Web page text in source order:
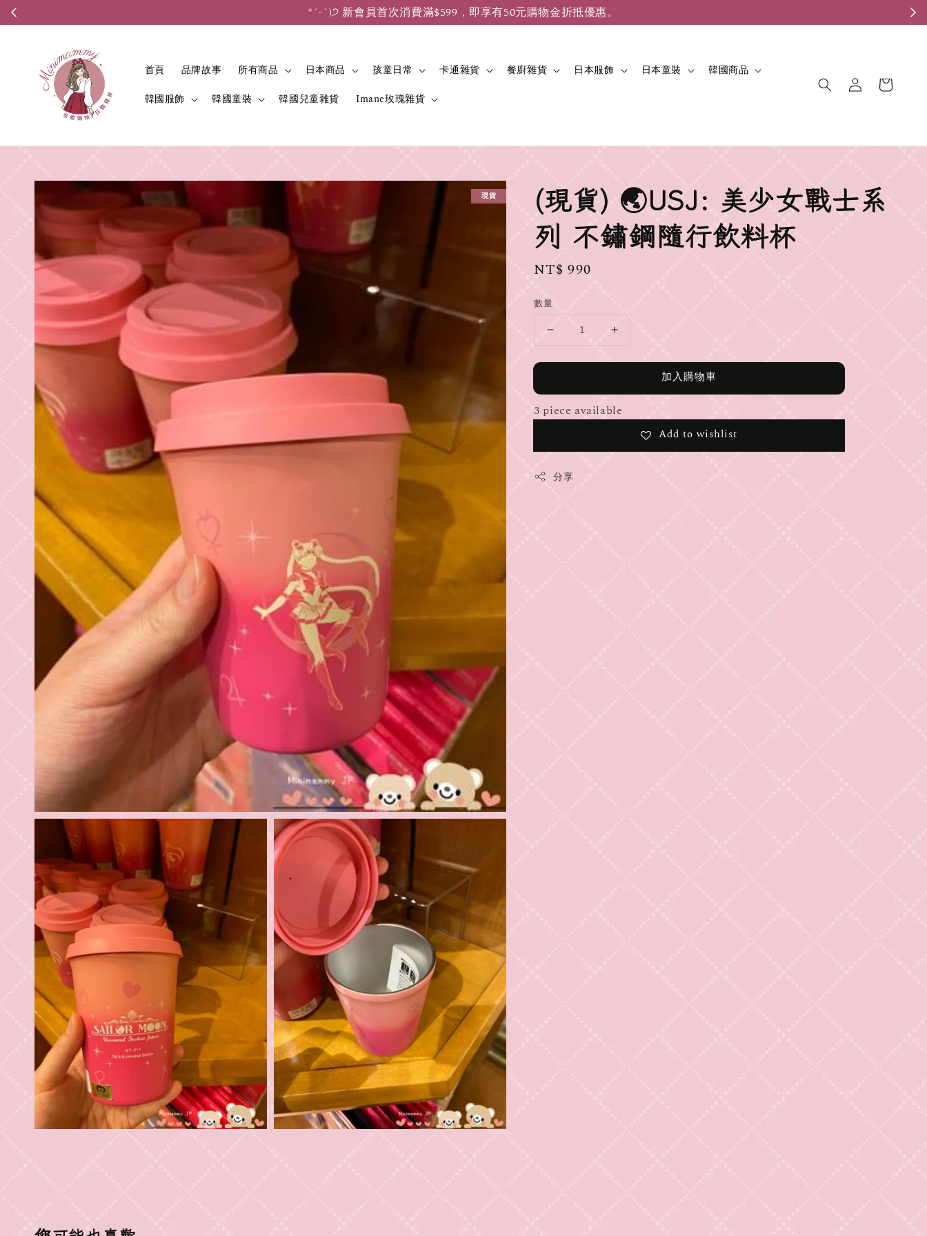
*ˊᵕˋ)੭ 新會員首次消費滿$599，即享有50元購物金折抵優惠。
首頁 品牌故事 所有商品 日本商品 孩童日常 卡通雜貨 餐廚雜貨 日本服飾 日本童裝
韓國商品
韓國服飾
韓國童裝 韓國兒童雜貨 Imane玫瑰雜貨
現貨
(現貨) 🌏USJ: 美少女戰士系
列 不鏽鋼隨行飲料杯
Regular
NT$ 990
數量
加入購物車
3 piece available
Add to wishlist
分享